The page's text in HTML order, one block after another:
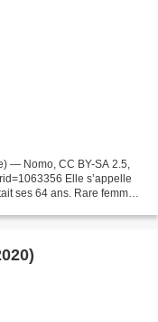
— Nomo, CC BY-SA 2.5,
Elle s’appelle
ses 64 ans. Rare femme à